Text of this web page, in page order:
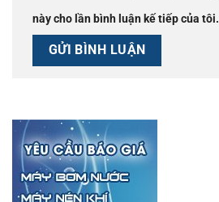
này cho lần bình luận kế tiếp của tôi.